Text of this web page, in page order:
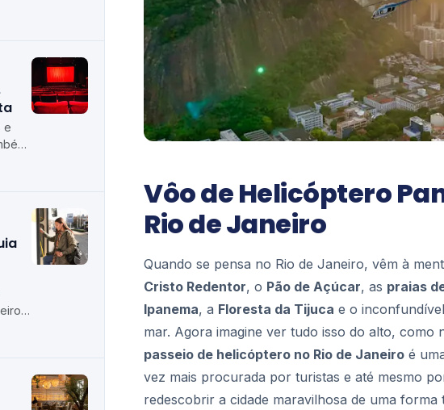
e
Vôo de Helicóptero
Rio de Janeiro
Quando se pensa no Rio de Janeiro, vêm à
Cristo Redentor, o Pão de Açúcar, as praias
Ipanema, a Floresta da Tijuca e o
mar. Agora imagine ver tudo isso do alto, como
passeio de helicóptero no Rio de Janeiro é
vez mais procurada por turistas e até mesmo
redescobrir a cidade maravilhosa de uma forma